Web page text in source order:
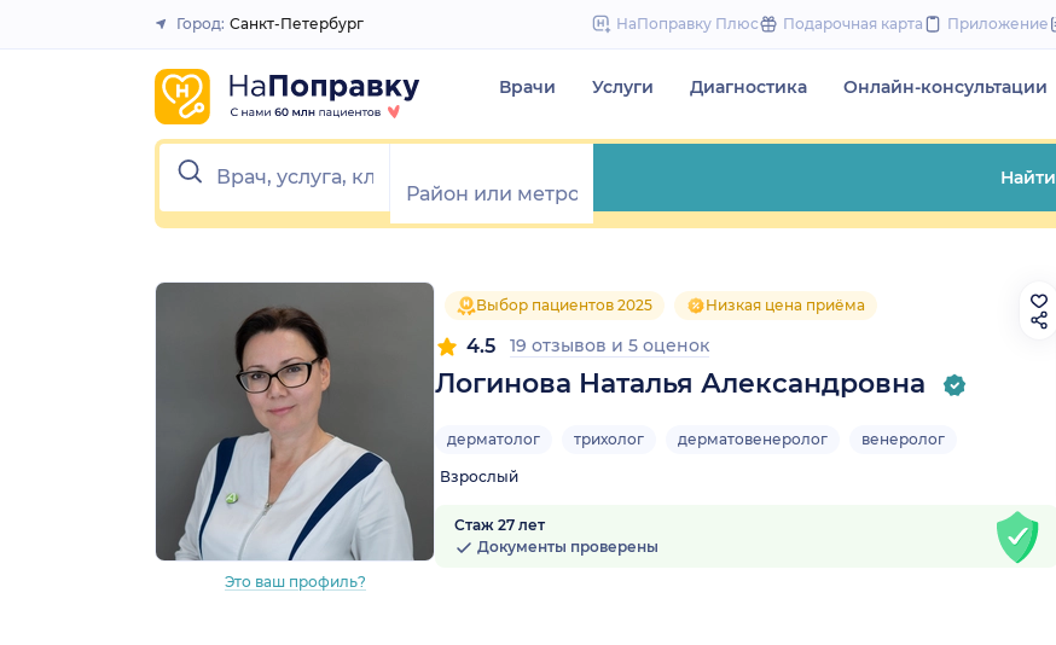
to
Закрыть
Город: Санкт-Петербург НаПоправку Плюс Подарочная карта Приложение
Врачи Услуги Диагностика Онлайн-консультации
Найти
Это ваш профиль?
Выбор пациентов 2025 Низкая цена приёма
Логинова Наталья Александровна
4.5 19 отзывов и 5 оценок
дерматолог трихолог дерматовенеролог венеролог
Взрослый
Стаж 27 лет
Документы проверены